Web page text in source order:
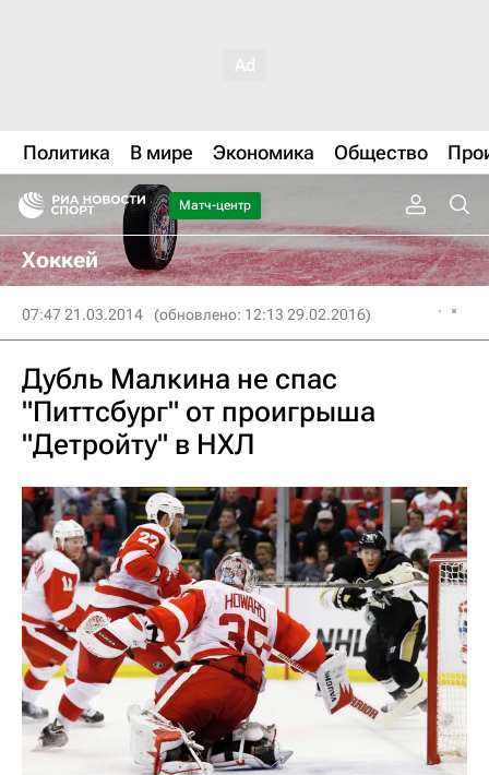
Политика В мире Экономика Общество
Матч-центр
Хоккей
07:47 21.03.2014 (обновлено: 12:13 29.02.2016)
Дубль Малкина не спас
"Питтсбург" от проигрыша
"Детройту" в НХЛ